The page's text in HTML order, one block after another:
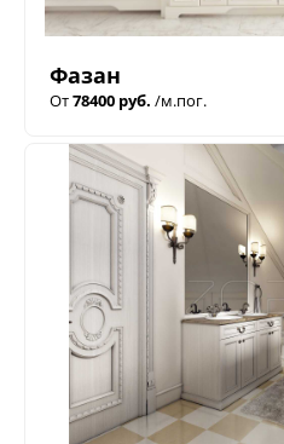
Фазан
От78400 руб. /м.пог.